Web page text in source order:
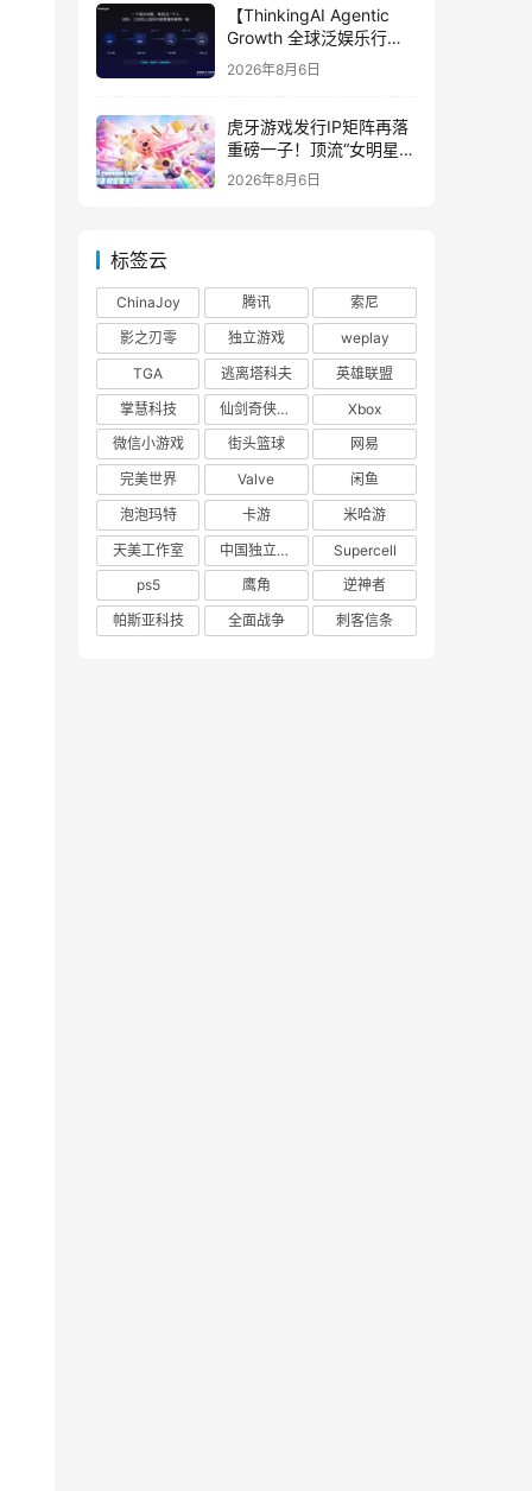
【ThinkingAI Agentic
Growth 全球泛娱乐行业
峰会】Agent 时代，人到
底负责什么
2026年8月6日
虎牙游戏发行IP矩阵再落
重磅一子！顶流“女明星”
ZANMANG LOOPY 正版
2026年8月6日
标签云
ChinaJoy 腾讯
索尼
影之刃零
独立游戏
weplay
TGA
逃离塔科夫
英雄联盟
掌慧科技
仙剑奇侠传四
Xbox
微信小游戏
街头篮球
网易
完美世界
Valve
闲鱼
泡泡玛特
卡游
米哈游
天美工作室
中国独立游戏联盟
Supercell
ps5
鹰角
逆神者
帕斯亚科技
全面战争 刺客信条